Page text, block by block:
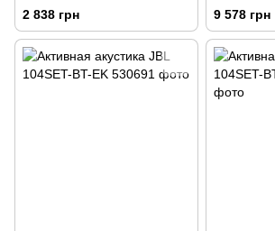
2 838 грн 9 578 грн